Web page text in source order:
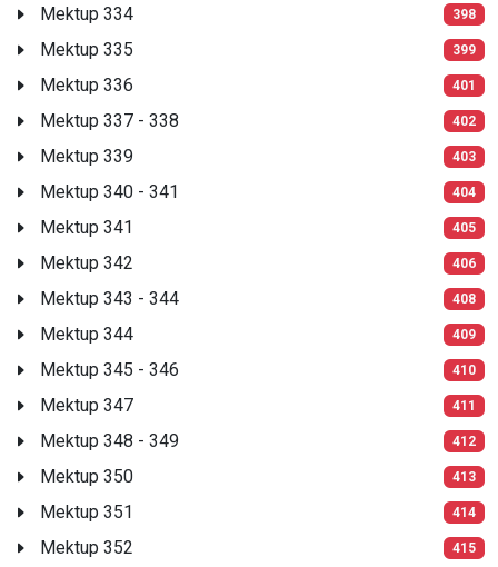
Mektup 334 398
Mektup 335 399
Mektup 336 401
Mektup 337 - 338 402
Mektup 339 403
Mektup 340 - 341 404
Mektup 341 405
Mektup 342 406
Mektup 343 - 344 408
Mektup 344 409
Mektup 345 - 346 410
Mektup 347 411
Mektup 348 - 349 412
Mektup 350 413
Mektup 351 414
Mektup 352 415